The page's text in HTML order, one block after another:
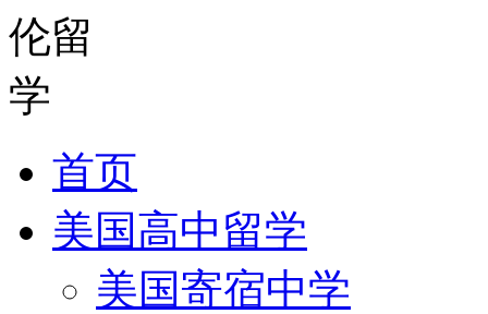
首页
美国高中留学
美国寄宿中学